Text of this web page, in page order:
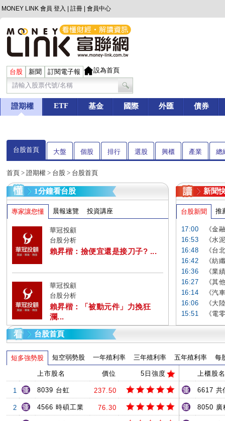
MONEY LINK 會員 登入 註冊 會員中心
台股 新聞 訂閱電子報 設為首頁
證期權 ETF 基金 國際 外匯 債券
台股首頁 大盤 個股 排行 選股 興櫃 產業 總
首頁 > 證期權 > 台股 > 台股首頁
1分鐘看台股
專家讓您懂 晨報速覽 投資講座
華冠投顧
台股分析
賴昇楷：撿便宜還是接刀子? ...
華冠投顧
台股分析
賴昇楷：「被動元件」力挽狂
瀾...
新聞
台股新聞 推
17:00
《金
16:53
《水
16:48
《台
16:42
《紡
16:36
《業
16:27
《其
16:14
《汽
16:06
《大
15:51
《電
台股首頁
短多強勢股 短空弱勢股 一年殖利率 三年殖利率 五年殖利率 每
上市股名 價位 5日強度
1 8039 台虹 237.50
2 4566 時碩工業 76.30
上櫃股名
6617 共
8050 廣